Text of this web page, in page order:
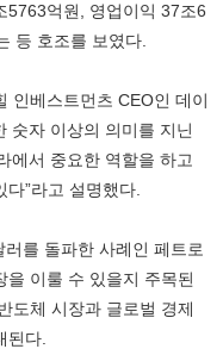
5763억원, 영업이익 37조6
등 호조를 보였다.
인베스트먼츠 CEO인 데이
숫자 이상의 의미를 지닌
에서 중요한 역할을 하고
”라고 설명했다.
를 돌파한 사례인 페트로
을 이룰 수 있을지 주목된
도체 시장과 글로벌 경제
된다.